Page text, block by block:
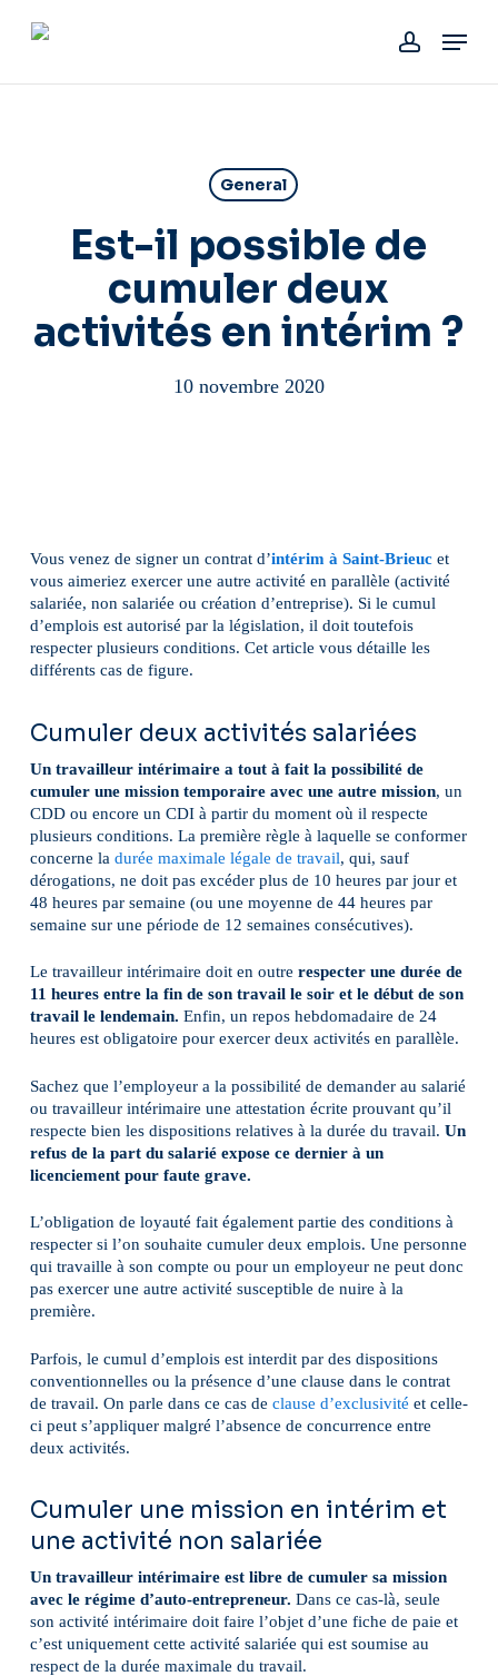
account
Menu
General
Est-il possible de
cumuler deux
activités en intérim ?
10 novembre 2020
Vous venez de signer un contrat d’intérim à Saint-Brieucet
vous aimeriez exercer une autre activité en parallèle (activité
salariée, non salariée ou création d’entreprise). Si le cumul
d’emplois est autorisé par la législation, il doit toutefois
respecter plusieurs conditions. Cet article vous détaille les
différents cas de figure.
Cumuler deux activités salariées
Un travailleur intérimaire a tout à fait la possibilité de
cumuler une mission temporaire avec une autre mission, un
CDD ou encore un CDI à partir du moment où il respecte
plusieurs conditions. La première règle à laquelle se conformer
concerne la durée maximale légale de travail, qui, sauf
dérogations, ne doit pas excéder plus de 10 heures par jour et
48 heures par semaine (ou une moyenne de 44 heures par
semaine sur une période de 12 semaines consécutives).
Le travailleur intérimaire doit en outre respecter une durée de
11 heures entre la fin de son travail le soir et le début de son
travail le lendemain. Enfin, un repos hebdomadaire de 24
heures est obligatoire pour exercer deux activités en parallèle.
Sachez que l’employeur a la possibilité de demander au salarié
ou travailleur intérimaire une attestation écrite prouvant qu’il
respecte bien les dispositions relatives à la durée du travail. Un
refus de la part du salarié expose ce dernier à un
licenciement pour faute grave.
L’obligation de loyauté fait également partie des conditions à
respecter si l’on souhaite cumuler deux emplois. Une personne
qui travaille à son compte ou pour un employeur ne peut donc
pas exercer une autre activité susceptible de nuire à la
première.
Parfois, le cumul d’emplois est interdit par des dispositions
conventionnelles ou la présence d’une clause dans le contrat
de travail. On parle dans ce cas de clause d’exclusivité et celle-
ci peut s’appliquer malgré l’absence de concurrence entre
deux activités.
Cumuler une mission en intérim et
une activité non salariée
Un travailleur intérimaire est libre de cumuler sa mission
avec le régime d’auto-entrepreneur. Dans ce cas-là, seule
son activité intérimaire doit faire l’objet d’une fiche de paie et
c’est uniquement cette activité salariée qui est soumise au
respect de la durée maximale du travail.